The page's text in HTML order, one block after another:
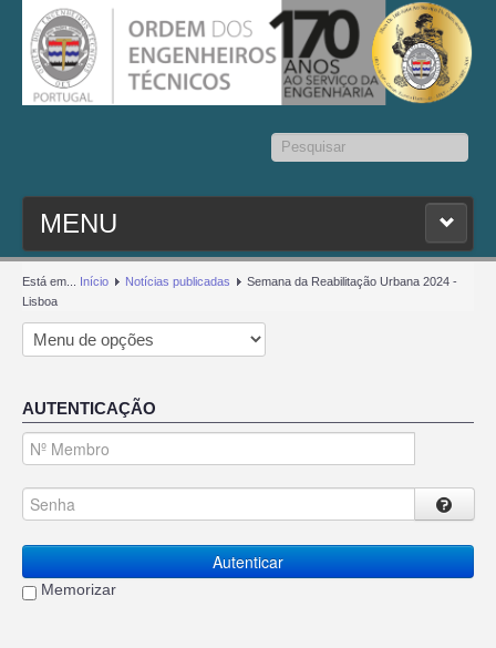
Pesquisar...
MENU
PESQ. MEMBROS
ESTATUTO
SEDAP
Está em... Início Notícias publicadas
Semana da Reabilitação Urbana 2024 -
Lisboa
AUTENTICAÇÃO
Autenticar
Memorizar